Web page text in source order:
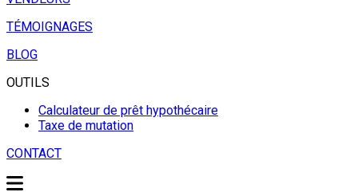
TÉMOIGNAGES
BLOG
OUTILS
Calculateur de prêt hypothécaire
Taxe de mutation
CONTACT